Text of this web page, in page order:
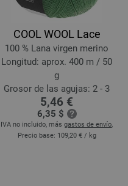
COOL WOOL Lace
100 % Lana virgen merino
Longitud: aprox. 400 m / 50
g
Grosor de las agujas: 2 - 3
5,46 €
6,35 $
IVA no incluido, más gastos de envío,
Precio base: 109,20 € / kg